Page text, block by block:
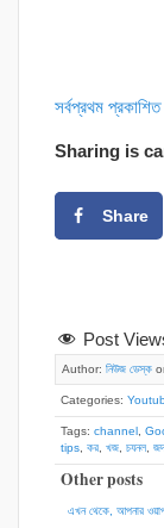
সর্বপ্রথম প্রকাশিত
Sharing is
Share
Post
Author: নিউজ ডেস্ক
Categories:
Tags: channel
tips কর খজ চযনল
Other posts
এখন থেকে, আপনার